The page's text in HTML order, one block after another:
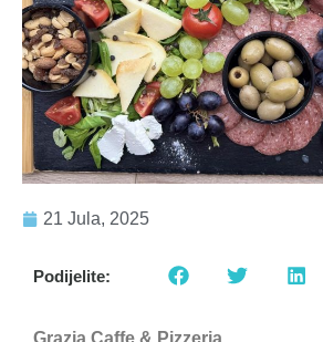
21 Jula, 2025
Podijelite: